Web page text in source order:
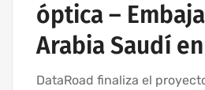
óptica –
Arabia Saudí
DataRoad finaliza el